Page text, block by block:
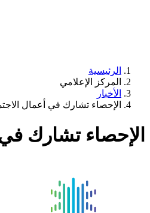
الرئيسية
المركز الإعلامي
الأخبار
الإحصاء تشارك في أعمال الاجتماع السنوي (55) للجنة
الإحصاء تشارك في أعمال